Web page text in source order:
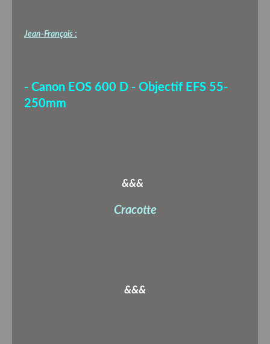
Jean-François :
- Canon EOS 600 D - Objectif EFS 55-
250mm
&&&
Cracotte
&&&